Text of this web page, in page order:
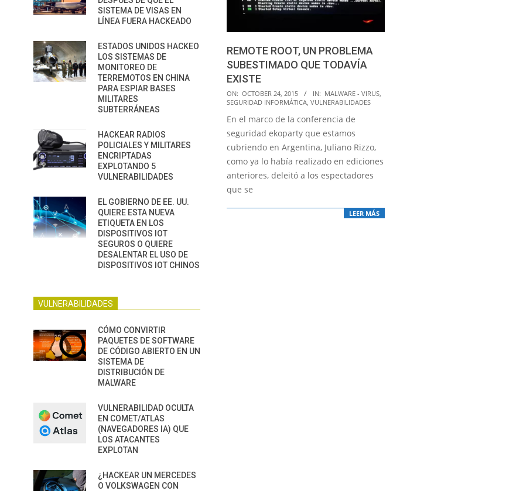
REMOTE ROOT, UN PROBLEMA
SUBESTIMADO QUE TODAVÍA
EXISTE
2015-
10-
24
ON: OCTOBER 24, 2015 IN: MALWARE - VIRUS
SEGURIDAD INFORMÁTICA VULNERABILIDADES
En el marco de la conferencia de
seguridad ekoparty que estamos
cubriendo en Argentina, Juliano Rizzo,
como ya lo había realizado en ediciones
anteriores, deleitó a los espectadores
que se
LEER MÁS
SISTEMA DE VISAS EN
LÍNEA FUERA HACKEADO
ESTADOS UNIDOS HACKEO
LOS SISTEMAS DE
MONITOREO DE
TERREMOTOS EN CHINA
PARA ESPIAR BASES
MILITARES
SUBTERRÁNEAS
HACKEAR RADIOS
POLICIALES Y MILITARES
ENCRIPTADAS
EXPLOTANDO 5
VULNERABILIDADES
EL GOBIERNO DE EE. UU.
QUIERE ESTA NUEVA
ETIQUETA EN LOS
DISPOSITIVOS IOT
SEGUROS O QUIERE
DESALENTAR EL USO DE
DISPOSITIVOS IOT CHINOS
VULNERABILIDADES
CÓMO CONVIRTIR
PAQUETES DE SOFTWARE
DE CÓDIGO ABIERTO EN UN
SISTEMA DE
DISTRIBUCIÓN DE
MALWARE
VULNERABILIDAD OCULTA
EN COMET/ATLAS
(NAVEGADORES IA) QUE
LOS ATACANTES
EXPLOTAN
¿HACKEAR UN MERCEDES
O VOLKSWAGEN CON